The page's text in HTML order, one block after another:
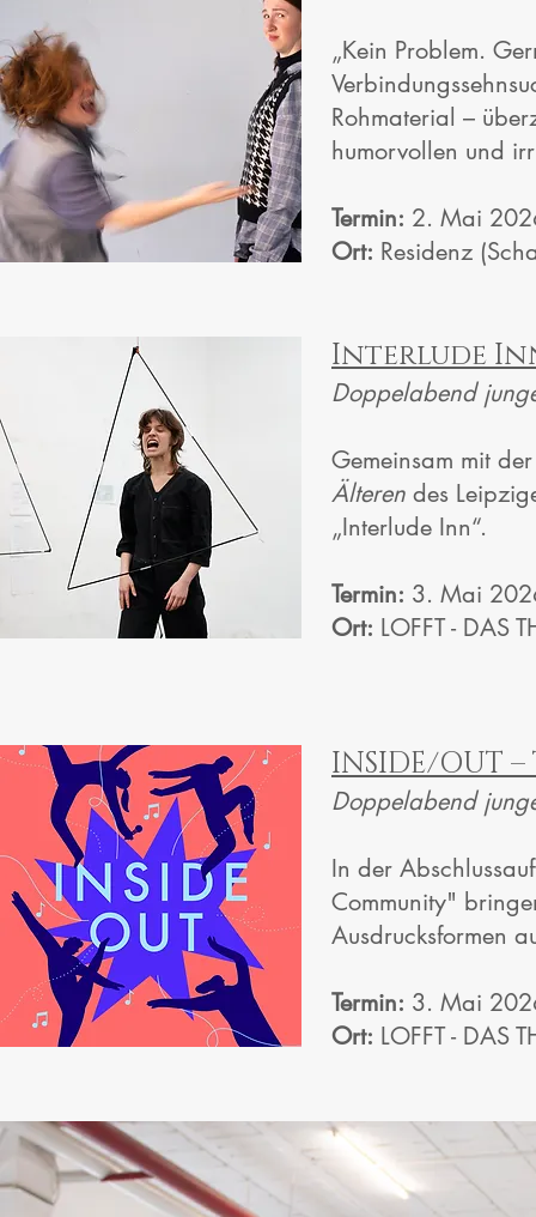
„Kein Problem.
Rohmaterial –
humorvollen und
Termin: 2. Mai
Ort: Residenz
Interlude
Doppelabend
Gemeinsam mit
Älteren des
„Interlude Inn“.
Termin: 3. Mai
Ort: LOFFT - DAS
INSIDE/OUT
Doppelabend
In der
Community"
Ausdrucksformen
Termin: 3. Mai
Ort: LOFFT - DAS